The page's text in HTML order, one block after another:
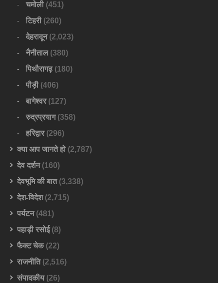
चमोली(451)
टिहरी(260)
देहरादून(2,023)
नैनीताल(380)
पिथौरागढ़(180)
पौड़ी(406)
बागेश्वर(127)
रुद्रप्रयाग(358)
हरिद्वार(296)
क्या आप जानते हो(2,787)
देव दर्शन(160)
देवभूमि की बात(3,338)
देश-विदेश(2,715)
पर्यटन(481)
पहाड़ी रसोई(8)
फैक्ट चेक(22)
राजनीति(2,516)
संपादकीय(26)